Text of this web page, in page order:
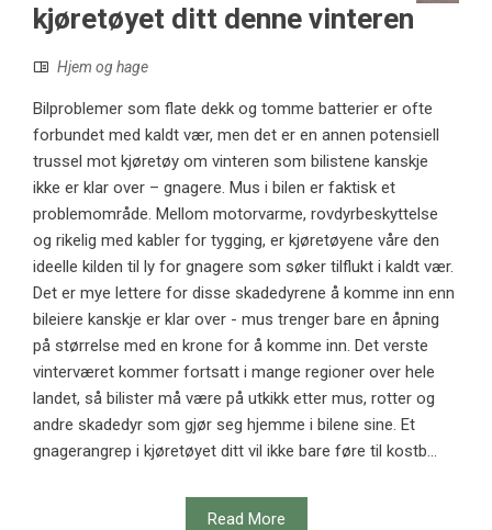
kjøretøyet ditt denne vinteren
Hjem og hage
Bilproblemer som flate dekk og tomme batterier er ofte
forbundet med kaldt vær, men det er en annen potensiell
trussel mot kjøretøy om vinteren som bilistene kanskje
ikke er klar over – gnagere. Mus i bilen er faktisk et
problemområde. Mellom motorvarme, rovdyrbeskyttelse
og rikelig med kabler for tygging, er kjøretøyene våre den
ideelle kilden til ly for gnagere som søker tilflukt i kaldt vær.
Det er mye lettere for disse skadedyrene å komme inn enn
bileiere kanskje er klar over - mus trenger bare en åpning
på størrelse med en krone for å komme inn. Det verste
vinterværet kommer fortsatt i mange regioner over hele
landet, så bilister må være på utkikk etter mus, rotter og
andre skadedyr som gjør seg hjemme i bilene sine. Et
gnagerangrep i kjøretøyet ditt vil ikke bare føre til kostb...
Read More